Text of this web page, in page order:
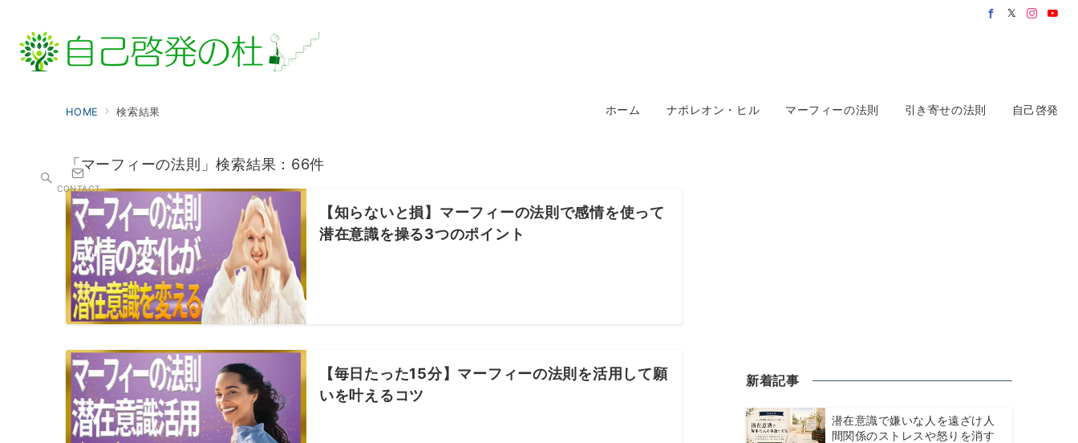
ホーム ナポレオン・ヒル マーフィーの法則 引き寄せの法則 自己啓発
CONTACT
HOME 検索結果
「マーフィーの法則」検索結果：66件
【知らないと損】マーフィーの法則で感情を使って
潜在意識を操る3つのポイント
【毎日たった15分】マーフィーの法則を活用して願
いを叶えるコツ
新着記事
潜在意識で嫌いな人を遠ざけ人
間関係のストレスや怒りを消す